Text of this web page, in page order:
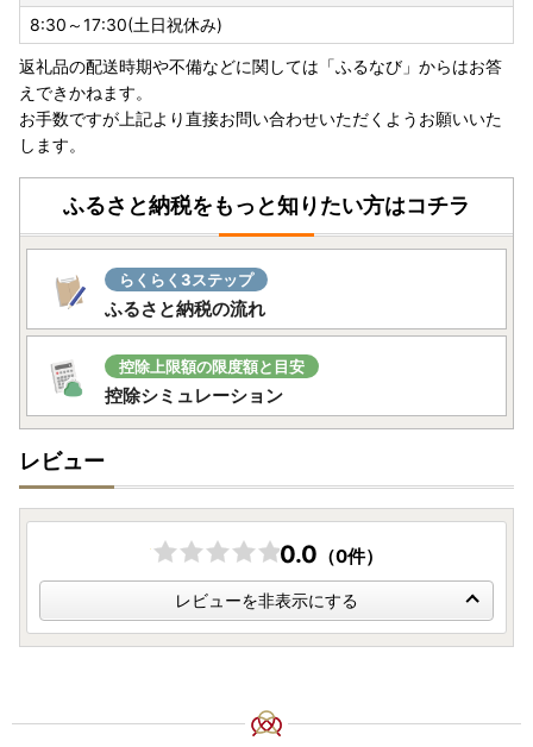
■書類の送付について■
寄附金受領証明書、及びワンストップ特例申請書はお申し込
み完了後、2週間から1ヶ月ほどでお送りいたします。
※お申し込み状況により前後する場合がございます。あらか
じめご了承ください。
■寄附金税額控除に係る申告特例申請書（ワンストップ特例
申請書）の送付について ■
せて期限内に下記へご郵送下さい。
〒311-3892 茨城県行方市麻生1561番地9
行方市ふるさと応援寄附金事務局
（行方市企画部魅力発信課）
8:30～17:30(土日祝休み)
返礼品の配送時期や不備などに関しては「ふるなび」からはお答
えできかねます。
お手数ですが上記より直接お問い合わせいただくようお願いいた
します。
ふるさと納税をもっと知りたい方はコチラ
らくらく3ステップ
ふるさと納税の流れ
控除上限額の限度額と目安
控除シミュレーション
レビュー
0.0 （0件）
レビューを非表示にする